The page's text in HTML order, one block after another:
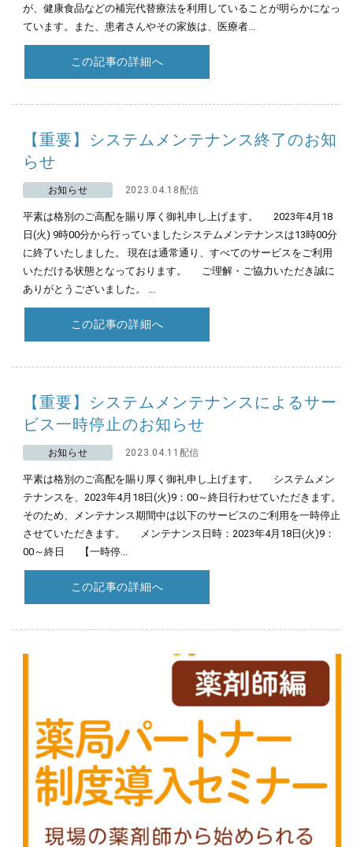
が、健康食品などの補完代替療法を利用していることが明らかになっ
ています。また、患者さんやその家族は、医療者...
この記事の詳細へ
【重要】システムメンテナンス終了のお知
らせ
お知らせ 2023.04.18配信
平素は格別のご高配を賜り厚く御礼申し上げます。 2023年4月18
日(火) 9時00分から行っていましたシステムメンテナンスは13時00分
に終了いたしました。 現在は通常通り、すべてのサービスをご利用
いただける状態となっております。 ご理解・ご協力いただき誠に
ありがとうございました。 ...
この記事の詳細へ
【重要】システムメンテナンスによるサー
ビス一時停止のお知らせ
お知らせ 2023.04.11配信
平素は格別のご高配を賜り厚く御礼申し上げます。 システムメン
テナンスを、2023年4月18日(火)9：00～終日行わせていただきます。
そのため、メンテナンス期間中は以下のサービスのご利用を一時停止
させていただきます。 メンテナンス日時：2023年4月18日(火)9：
00～終日 【一時停...
この記事の詳細へ